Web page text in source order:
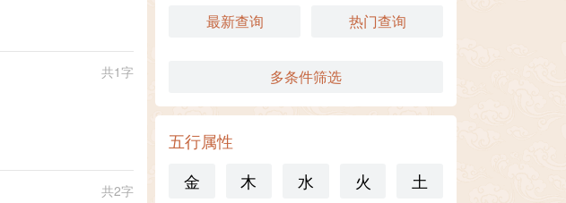
共1字
共2字
最新查询 热门查询
多条件筛选
五行属性
金
木 水 火 土